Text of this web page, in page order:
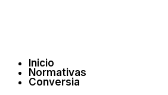
Inicio
Normativas
Conversia